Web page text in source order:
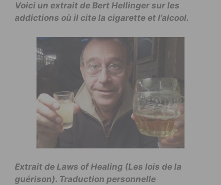
Voici un extrait de Bert Hellinger sur les
addictions où il cite la cigarette et l’alcool.
Extrait de Laws of Healing (Les lois de la
guérison). Traduction personnelle